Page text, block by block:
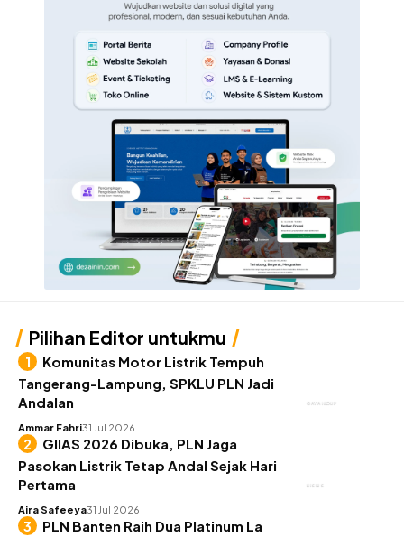
Pilihan Editor untukmu
GAYA HIDUP
Komunitas Motor Listrik Tempuh
Tangerang-Lampung, SPKLU PLN Jadi
Andalan
Ammar Fahri31 Jul 2026
BISNIS
GIIAS 2026 Dibuka, PLN Jaga
Pasokan Listrik Tetap Andal Sejak Hari
Pertama
Aira Safeeya31 Jul 2026
PLN Banten Raih Dua Platinum La